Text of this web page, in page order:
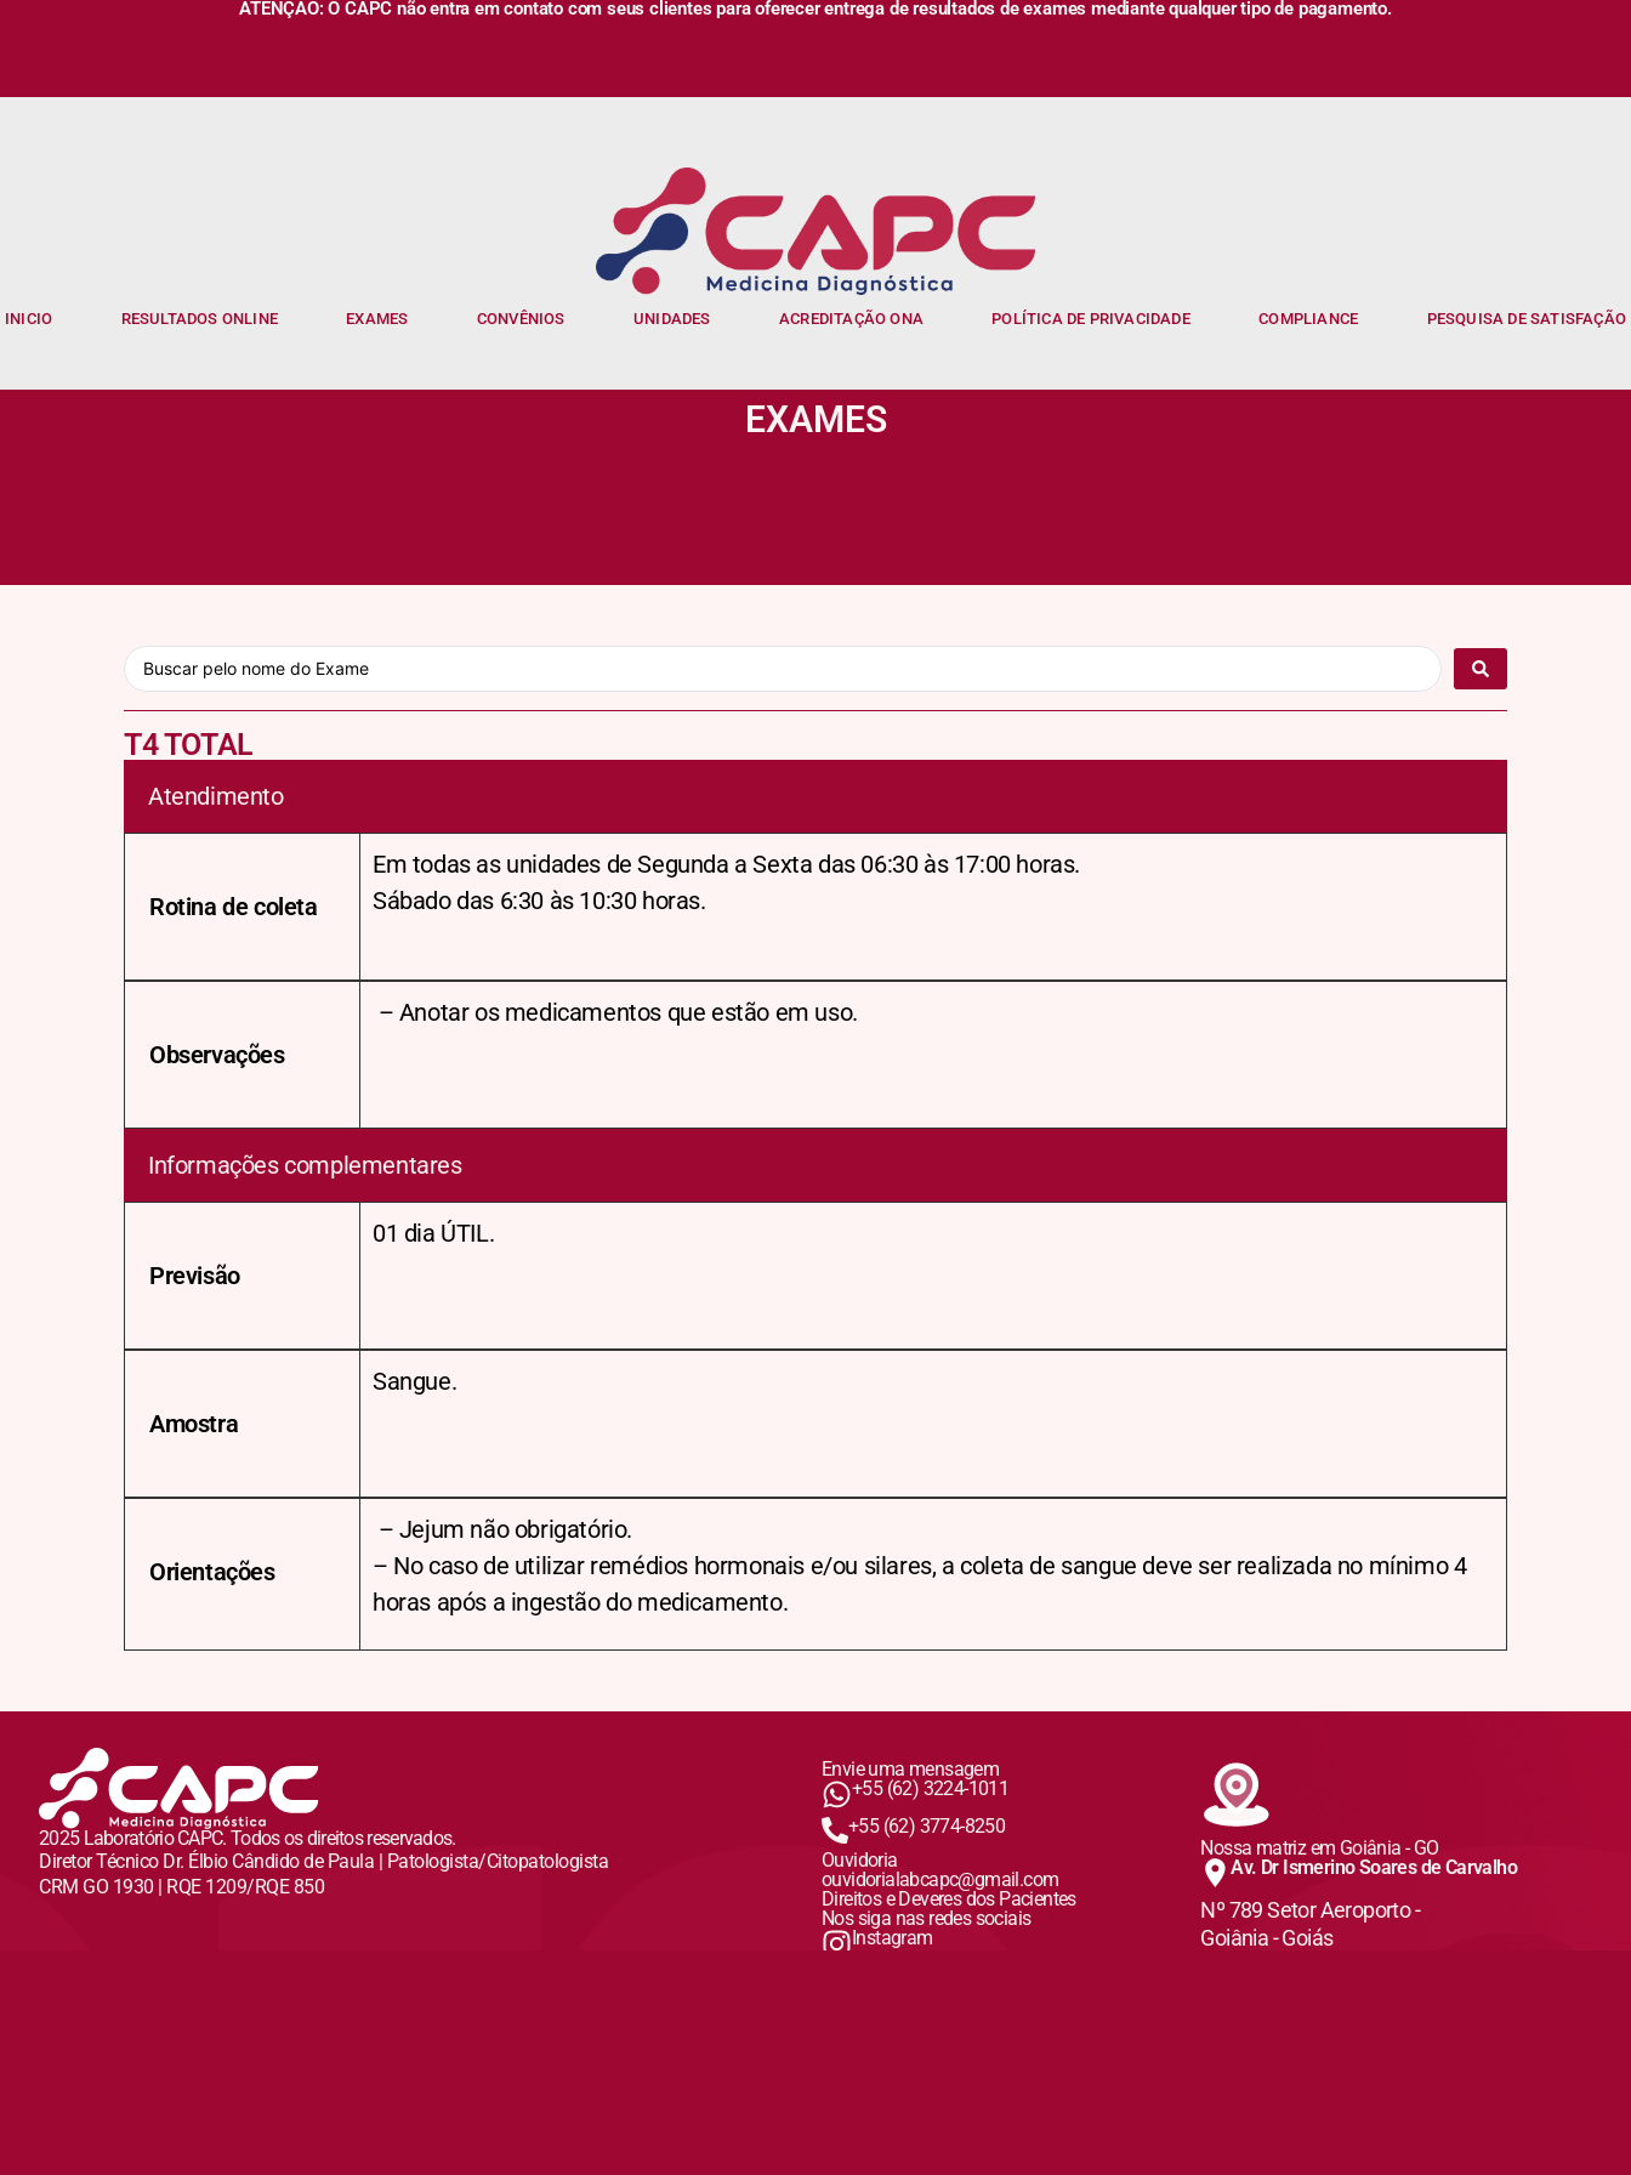
ATENÇÃO: O CAPC não entra em contato com seus clientes para oferecer entrega de resultados de exames mediante qualquer tipo de pagamento.
INICIO RESULTADOS ONLINE EXAMES CONVÊNIOS UNIDADES ACREDITAÇÃO ONA POLÍTICA DE PRIVACIDADE COMPLIANCE PESQUISA DE SATISFAÇÃO
EXAMES
T4 TOTAL
Atendimento
Rotina de coleta
Em todas as unidades de Segunda a Sexta das 06:30 às 17:00 horas.
Sábado das 6:30 às 10:30 horas.
Observações
– Anotar os medicamentos que estão em uso.
Informações complementares
Previsão
01 dia ÚTIL.
Amostra
Sangue.
Orientações
– Jejum não obrigatório.
– No caso de utilizar remédios hormonais e/ou silares, a coleta de sangue deve ser realizada no mínimo 4
horas após a ingestão do medicamento.
2025 Laboratório CAPC. Todos os direitos reservados.
Diretor Técnico Dr. Élbio Cândido de Paula | Patologista/Citopatologista
CRM GO 1930 | RQE 1209/RQE 850
Envie uma mensagem
+55 (62) 3224-1011
+55 (62) 3774-8250
Ouvidoria
ouvidorialabcapc@gmail.com
Direitos e Deveres dos Pacientes
Nos siga nas redes sociais
Instagram
Nossa matriz em Goiânia - GO
Av. Dr Ismerino Soares de Carvalho
Nº 789 Setor Aeroporto -
Goiânia - Goiás